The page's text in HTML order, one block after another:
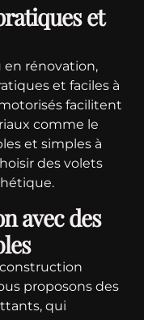
et
en rénovation,
et faciles à
facilitent
comme le
et simples à
des volets
avec des
proposons des
qui